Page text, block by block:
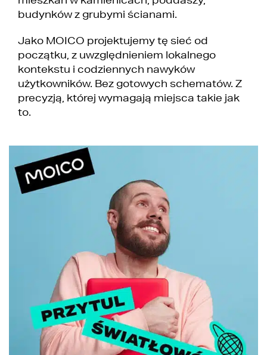
budynków z grubymi ścianami.
Jako MOICO projektujemy tę sieć od
początku, z uwzględnieniem lokalnego
kontekstu i codziennych nawyków
użytkowników. Bez gotowych schematów. Z
precyzją, której wymagają miejsca takie jak
to.